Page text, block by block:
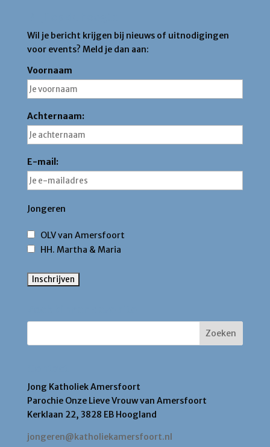
Wil je bericht krijgen bij nieuws of uitnodigingen
voor events? Meld je dan aan:
Voornaam
Achternaam:
E-mail:
Jongeren
OLV van Amersfoort
HH. Martha & Maria
Jong Katholiek Amersfoort
Parochie Onze Lieve Vrouw van Amersfoort
Kerklaan 22, 3828 EB Hoogland
jongeren@katholiekamersfoort.nl